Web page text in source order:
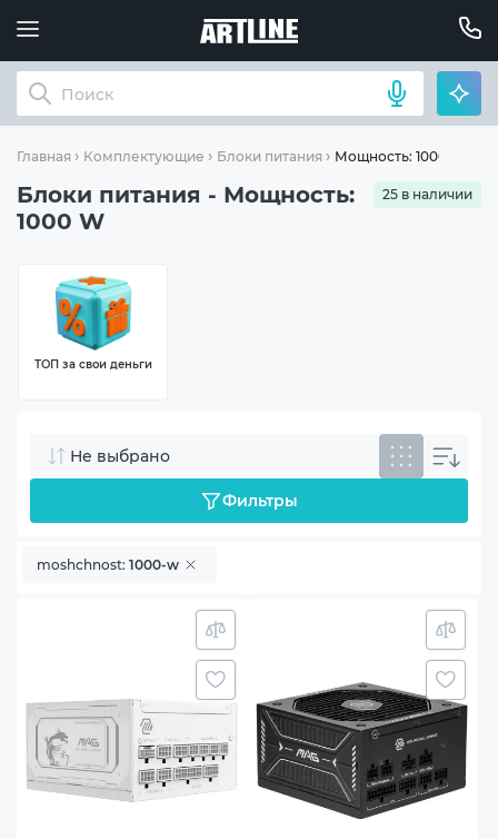
Главная Комплектующие Блоки питания Мощность: 1000 W
Блоки питания - Мощность:
1000 W
25 в наличии
ТОП за свои деньги
Не выбрано
Фильтры
moshchnost: 1000-w